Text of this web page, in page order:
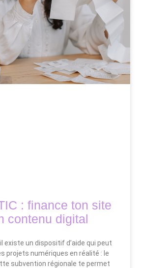
: finance ton site
contenu digital
il existe un dispositif d’aide qui peut
projets numériques en réalité : le
subvention régionale te permet